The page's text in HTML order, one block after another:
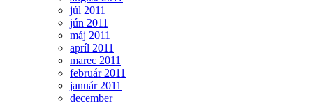
júl 2011
jún 2011
máj 2011
apríl 2011
marec 2011
február 2011
január 2011
december